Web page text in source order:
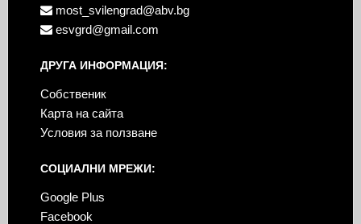
most_svilengrad@abv.bg
esvgrd@gmail.com
ДРУГА ИНФОРМАЦИЯ:
Собственик
Карта на сайта
Условия за ползване
СОЦИАЛНИ МРЕЖИ:
Google Plus
Facebook